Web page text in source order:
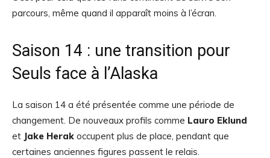
parcours, même quand il apparaît moins à l’écran.
Saison 14 : une transition pour
Seuls face à l’Alaska
La saison 14 a été présentée comme une période de
changement. De nouveaux profils comme Lauro Eklund
et Jake Herak occupent plus de place, pendant que
certaines anciennes figures passent le relais.